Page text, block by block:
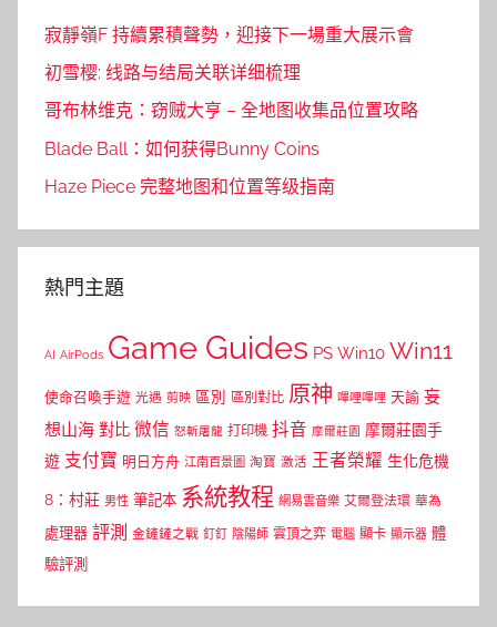
寂靜嶺F 持續累積聲勢，迎接下一場重大展示會
初雪樱: 线路与结局关联详细梳理
哥布林维克：窃贼大亨 – 全地图收集品位置攻略
Blade Ball：如何获得Bunny Coins
Haze Piece 完整地图和位置等级指南
熱門主題
AI AirPods Game Guides PS Win10 Win11
使命召喚手遊 光遇 剪映 區別 區別對比 原神 嗶哩嗶哩 天諭 妄
想山海 對比 微信 怒斬屠龍 打印機 抖音 摩爾莊園 摩爾莊園手
遊 支付寶 明日方舟 江南百景圖 淘寶 激活 王者榮耀 生化危機
8：村莊 男性 筆記本 系統教程 網易雲音樂 艾爾登法環 華為
處理器 評測 金鏟鏟之戰 釘釘 陰陽師 雲頂之弈 電腦 顯卡 顯示器 體
驗評測